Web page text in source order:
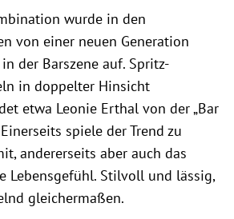
wurde in den
von einer neuen Generation
der Barszene auf. Spritz-
in doppelter Hinsicht
etwa Leonie Erthal von der „Bar
spiele der Trend zu
andererseits aber auch das
Lebensgefühl. Stilvoll und lässig,
gleichermaßen.